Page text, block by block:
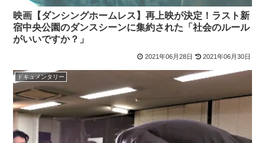
映画【ダンシングホームレス】再上映が決定！ラスト新
宿中央公園のダンスシーンに集約された「社会のルール
がいいですか？」
2021年06月28日 2021年06月30日
ドキュメンタリー